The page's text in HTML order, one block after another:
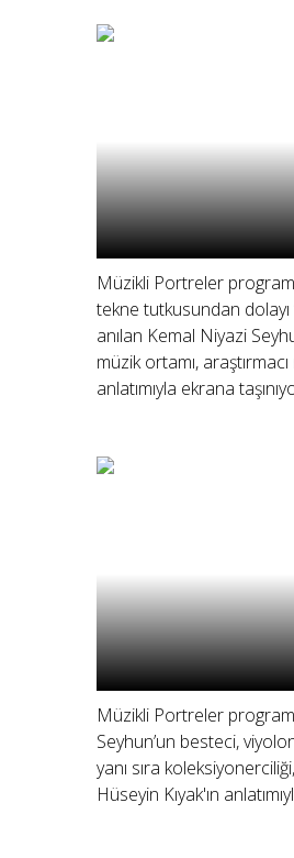
Müzikli Portreler
tekne tutkusundan dolayı
anılan Kemal Niyazi
müzik ortamı,
anlatımıyla ekrana
Müzikli Portreler
Seyhun’un besteci,
yanı sıra
Hüseyin Kıyak'ın